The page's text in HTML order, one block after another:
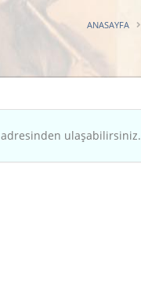
ANASAYFA
adresinden ulaşabilirsiniz.